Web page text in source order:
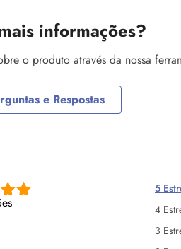
informações?
o produto através da nossa
e Respostas
5
4
3